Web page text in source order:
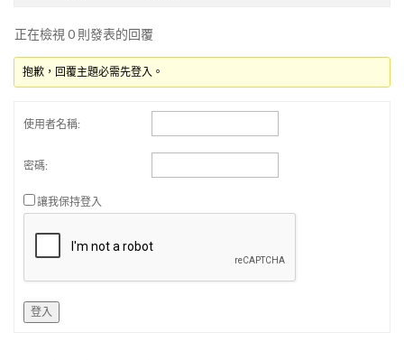
正在檢視 0 則發表的回覆
抱歉，回覆主題必需先登入。
使用者名稱:
密碼:
讓我保持登入
登入